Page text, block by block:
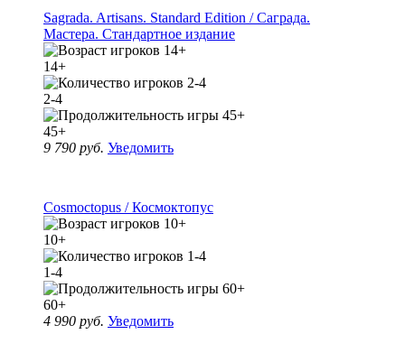
Sagrada. Artisans. Standard Edition / Саграда.
Мастера. Стандартное издание
14+
2-4
45+
9 790 руб. Уведомить
Cosmoctopus / Космоктопус
10+
1-4
60+
4 990 руб. Уведомить